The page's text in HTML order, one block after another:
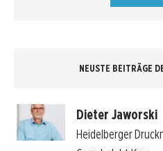
NEUSTE BEITRÄGE
Dieter Jaworski
Heidelberger